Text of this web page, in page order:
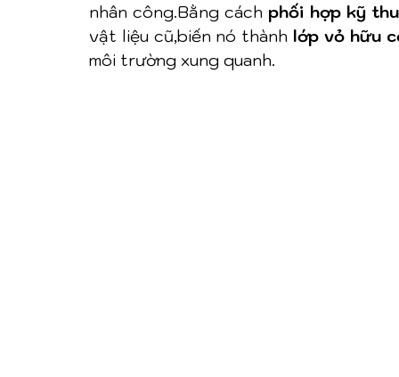
nhân công.Bằng cách phối hợp kỹ
vật liệu cũ,biến nó thành lớp vỏ hữu
môi trường xung quanh.